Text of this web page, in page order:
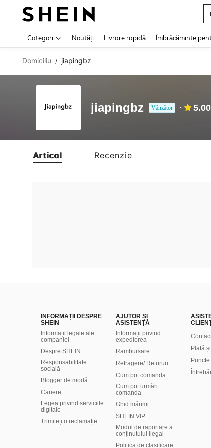
Categorii Noutăți Livrare rapidă Îmbrăcăminte
Domiciliu / jiapingbz
jiapingbz Vânzător 5.00
Articol Recenzie
INFORMAȚII DESPRE
SHEIN
Informații legale ale
companiei
Despre SHEIN
Responsabilitate
socială
Blogger de modă
Cariere
Legea privind serviciile
digitale
Trimiteți o reclamație
AJUTOR ȘI
ASISTENȚĂ
Informații privind
expedierea
Rambursare
Retragere/ Retururi
Cum pot comanda
Cum pot urmări
comanda
Ghid mărimi
SHEIN VIP
Modul de raportare a
conținutului ilegal
Politica de clasificare
Plată